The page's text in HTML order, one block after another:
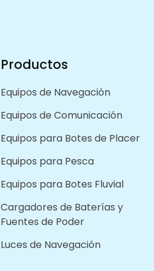
Productos
Equipos de Navegación
Equipos de Comunicación
Equipos para Botes de Placer
Equipos para Pesca
Equipos para Botes Fluvial
Cargadores de Baterías y
Fuentes de Poder
Luces de Navegación